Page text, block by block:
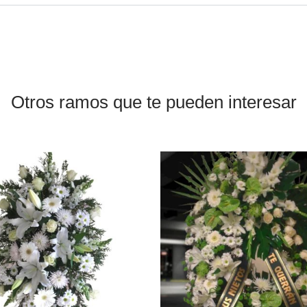
Otros ramos que te pueden interesar
producto
tiene
múltiples
variantes.
Las
opciones
se